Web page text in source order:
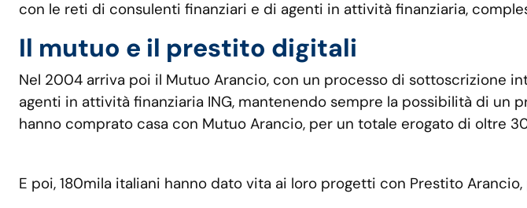
con le reti di consulenti finanziari e di agenti in attività finanziaria,
Il mutuo e il prestito digitali
Nel 2004 arriva poi il Mutuo Arancio, con un processo di sottoscrizione
agenti in attività finanziaria ING, mantenendo sempre la possibilità di
hanno comprato casa con Mutuo Arancio, per un totale erogato di oltre
E poi, 180mila italiani hanno dato vita ai loro progetti con Prestito